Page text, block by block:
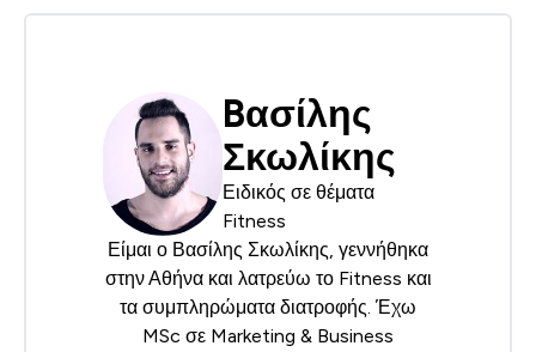
Bασίλης
Σκωλίκης
Ειδικός σε θέματα
Fitness
Είμαι ο Βασίλης Σκωλίκης, γεννήθηκα
στην Αθήνα και λατρεύω το Fitness και
τα συμπληρώματα διατροφής. Έχω
MSc σε Marketing & Business